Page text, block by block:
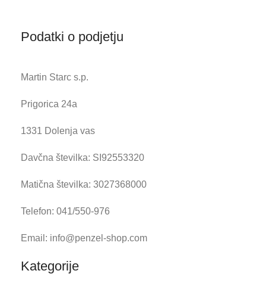
Podatki o podjetju
Martin Starc s.p.
Prigorica 24a
1331 Dolenja vas
Davčna številka: SI92553320
Matična številka: 3027368000
Telefon: 041/550-976
Email: info@penzel-shop.com
Kategorije